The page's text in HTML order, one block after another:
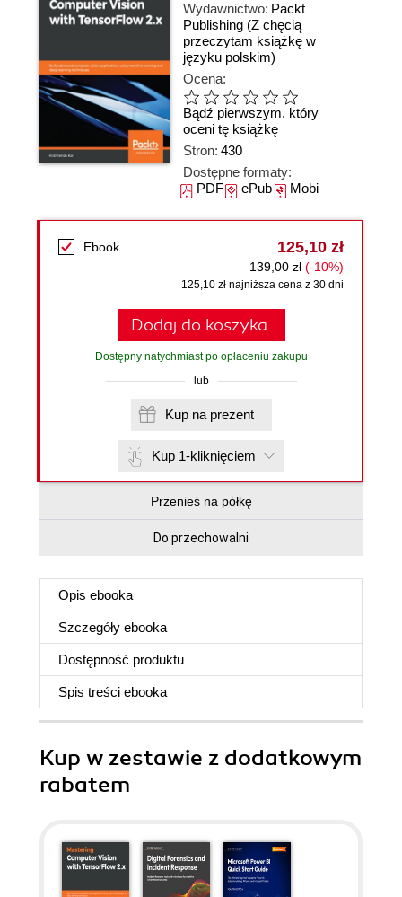
Wydawnictwo: Packt
Publishing (Z chęcią
przeczytam książkę w
języku polskim)
Ocena:
Bądź pierwszym, który
oceni tę książkę
Stron: 430
Dostępne formaty:
PDFePubMobi
Ebook 125,10 zł
139,00 zł (-10%)
125,10 zł najniższa cena z 30 dni
Dodaj do koszyka
Dostępny natychmiast po opłaceniu zakupu
lub
Kup na prezent
Kup 1-kliknięciem
Przenieś na półkę
Do przechowalni
Opis ebooka
Szczegóły ebooka
Dostępność produktu
Spis treści ebooka
Kup w zestawie z dodatkowym
rabatem